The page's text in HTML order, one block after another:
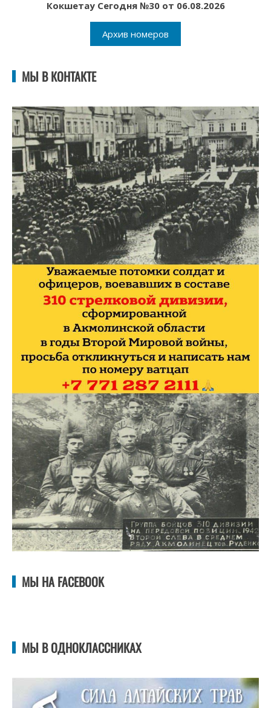
Кокшетау Сегодня №30 от 06.08.2026
Архив номеров
МЫ В КОНТАКТЕ
МЫ НА FACEBOOK
МЫ В ОДНОКЛАССНИКАХ